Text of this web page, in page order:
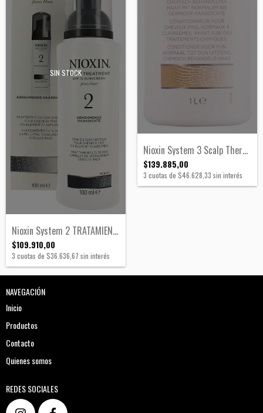
Nioxin System 3 Scalp Therapy 1000ml
$139.885,00
3 cuotas de $46.628,33 sin interés
SIN STOCK
Nioxin System 2 TRATAMIENTO
$109.910,00
3 cuotas de $36.636,67 sin interés
NAVEGACIÓN
Inicio
Productos
Contacto
Quienes somos
REDES SOCIALES